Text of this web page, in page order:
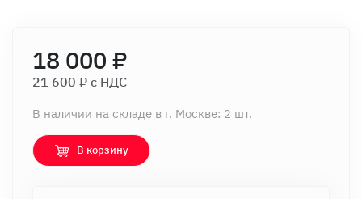
18 000 ₽
21 600 ₽ c НДС
В наличии на складе в г. Москве: 2 шт.
В корзину